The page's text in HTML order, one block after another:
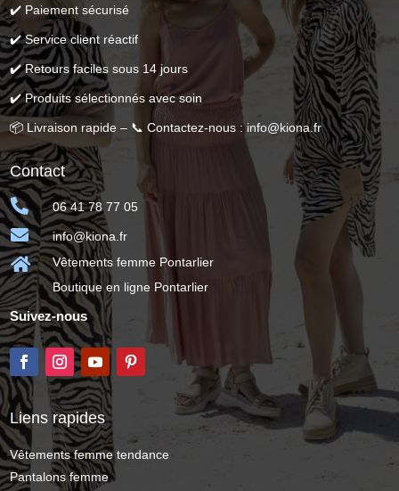
✔️ Paiement sécurisé
✔️ Service client réactif
✔️ Retours faciles sous 14 jours
✔️ Produits sélectionnés avec soin
📦 Livraison rapide – 📞 Contactez-nous : info@kiona.fr
Contact
 06 41 78 77 05
 info@kiona.fr

Vêtements femme Pontarlier
Boutique en ligne Pontarlier
Suivez-nous
Liens rapides
Vêtements femme tendance
Pantalons femme